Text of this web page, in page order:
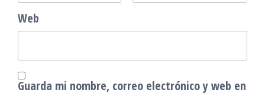
Web
Guarda mi nombre, correo electrónico y web en